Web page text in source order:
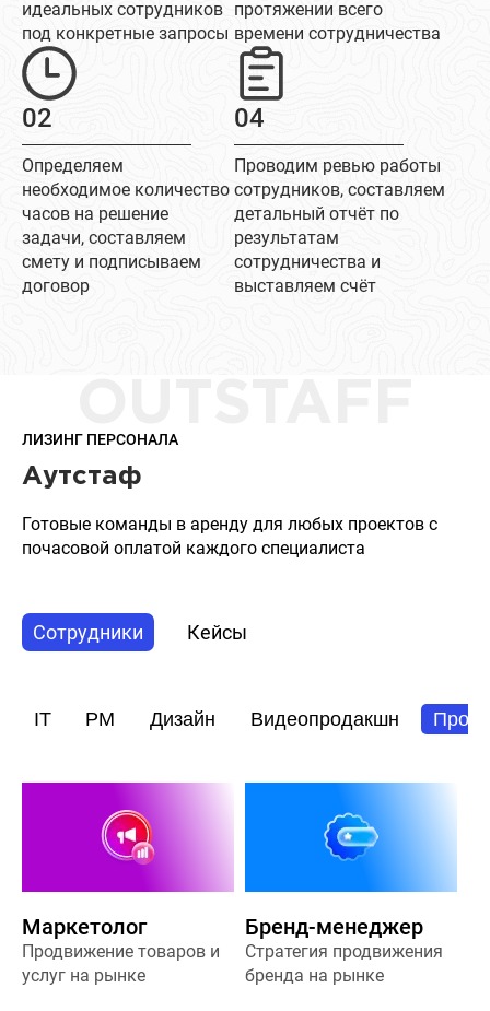
идеальных сотрудников
под конкретные запросы
протяжении всего
времени сотрудничества
02
Определяем
необходимое количество
часов на решение
задачи, составляем
смету и подписываем
договор
04
Проводим ревью работы
сотрудников, составляем
детальный отчёт по
результатам
сотрудничества и
выставляем счёт
ЛИЗИНГ ПЕРСОНАЛА
Аутстаф
Готовые команды в аренду для любых проектов с
почасовой оплатой каждого специалиста
Сотрудники Кейсы
IT PM Дизайн Видеопродакшн
Маркетолог
Продвижение товаров и
услуг на рынке
Бренд-менеджер
Стратегия продвижения
бренда на рынке